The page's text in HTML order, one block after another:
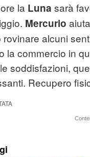
la Luna sarà
Mercurio
alcuni
la commercio in
soddisfazioni,
Recupero